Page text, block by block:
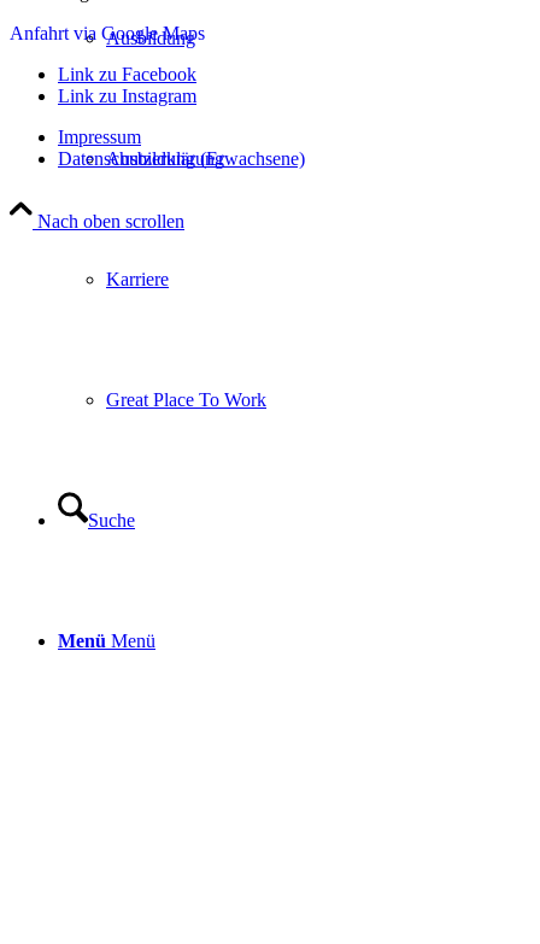
Ausbildung
Ausbildung (Erwachsene)
Karriere
Great Place To Work
Suche
Menü Menü
Anfahrt via Google Maps
Link zu Facebook
Link zu Instagram
Impressum
Datenschutzerklärung
Nach oben scrollen